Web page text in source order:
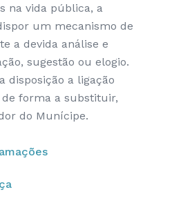
na vida pública, a
um mecanismo de
a devida análise e
sugestão ou elogio.
disposição a ligação
forma a substituir,
do Munícipe.